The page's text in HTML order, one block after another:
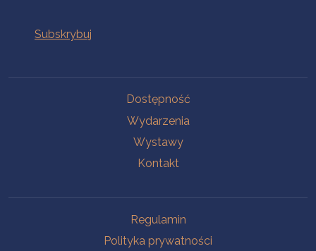
Dostępność
Wydarzenia
Wystawy
Kontakt
Regulamin
Polityka prywatności